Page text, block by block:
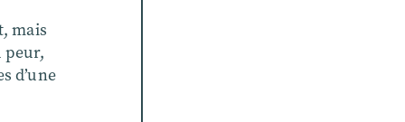
mais
peur,
d’une